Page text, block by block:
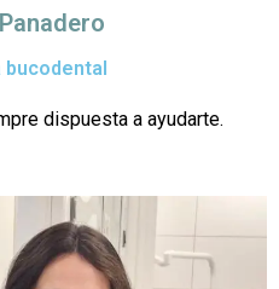
bucodental
dispuesta a ayudarte.